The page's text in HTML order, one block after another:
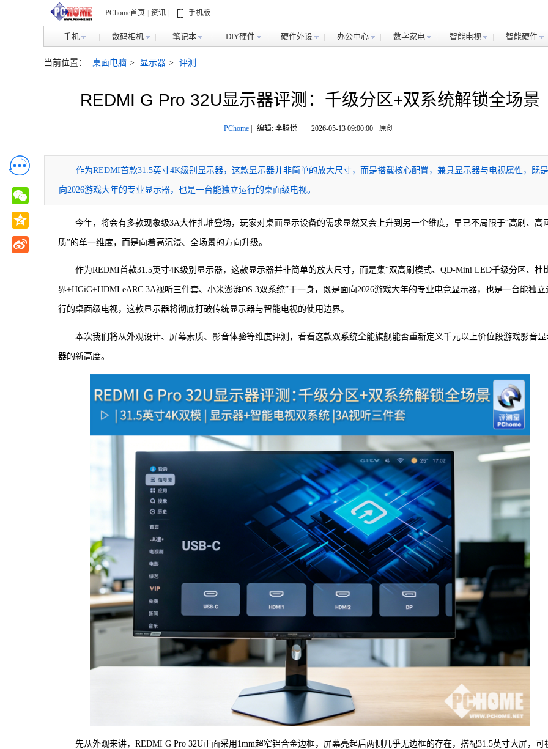
PChome首页 资讯 手机版
手机 数码相机 笔记本 DIY硬件 硬件外设 办公中心 数字家电 智能电视 智能硬件
当前位置： 桌面电脑 > 显示器 > 评测
REDMI G Pro 32U显示器评测：千级分区+双系统解锁全场景
PChome| 编辑: 李滕悦 2026-05-13 09:00:00 原创
作为REDMI首款31.5英寸4K级别显示器，这款显示器并非简单的放大尺寸，而是搭载核心配置，兼具显示器与电视属性，既
向2026游戏大年的专业显示器，也是一台能独立运行的桌面级电视。
今年，将会有多款现象级3A大作扎堆登场，玩家对桌面显示设备的需求显然又会上升到另一个维度，早已不局限于“高刷、高
质”的单一维度，而是向着高沉浸、全场景的方向升级。
作为REDMI首款31.5英寸4K级别显示器，这款显示器并非简单的放大尺寸，而是集“双高刷模式、QD-Mini LED千级分区、杜
界+HGiG+HDMI eARC 3A视听三件套、小米澎湃OS 3双系统”于一身，既是面向2026游戏大年的专业电竞显示器，也是一台能独立
行的桌面级电视，这款显示器将彻底打破传统显示器与智能电视的使用边界。
本次我们将从外观设计、屏幕素质、影音体验等维度评测，看看这款双系统全能旗舰能否重新定义千元以上价位段游戏影音显
器的新高度。
先从外观来讲，REDMI G Pro 32U正面采用1mm超窄铝合金边框，屏幕亮起后两侧几乎无边框的存在，搭配31.5英寸大屏，可